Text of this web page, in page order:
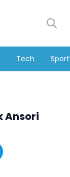
Tech Sport
Ansori